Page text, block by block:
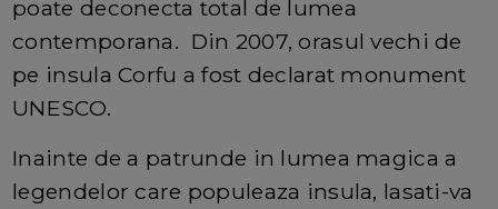
poate deconecta total de lumea
contemporana. Din 2007, orasul vechi de
pe insula Corfu a fost declarat monument
UNESCO.
Inainte de a patrunde in lumea magica a
legendelor care populeaza insula, lasati-va